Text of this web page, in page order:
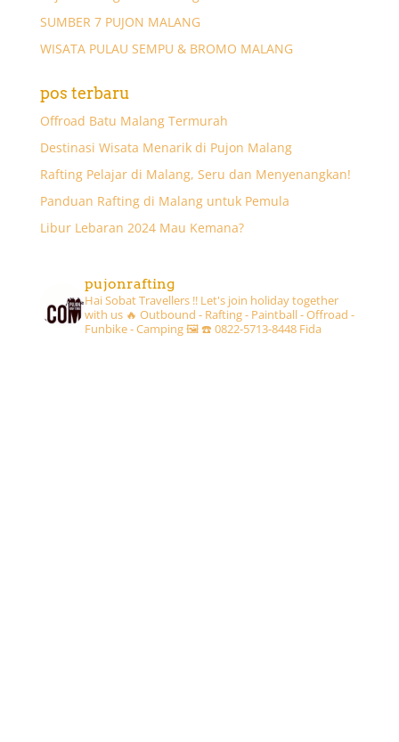
SUMBER 7 PUJON MALANG
WISATA PULAU SEMPU & BROMO MALANG
pos terbaru
Offroad Batu Malang Termurah
Destinasi Wisata Menarik di Pujon Malang
Rafting Pelajar di Malang, Seru dan Menyenangkan!
Panduan Rafting di Malang untuk Pemula
Libur Lebaran 2024 Mau Kemana?
pujonrafting
Hai Sobat Travellers !! Let's join holiday together
with us 🔥 Outbound - Rafting - Paintball - Offroad -
Funbike - Camping 🖼☎️ 0822-5713-8448 Fida